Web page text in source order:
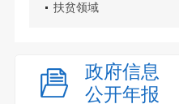
扶贫领域
政府信息
公开年报